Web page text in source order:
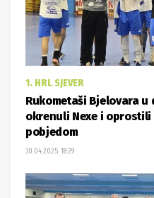
1. HRL SJEVER
Rukometaši Bjelovara
okrenuli Nexe i oprostili
pobjedom
30.04.2025. 18:29